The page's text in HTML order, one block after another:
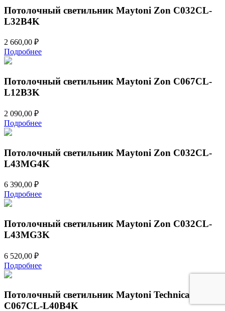
Потолочный светильник Maytoni Zon C032CL-
L32B4K
2 660,00 ₽
Подробнее
Потолочный светильник Maytoni Zon C067CL-
L12B3K
2 090,00 ₽
Подробнее
Потолочный светильник Maytoni Zon C032CL-
L43MG4K
6 390,00 ₽
Подробнее
Потолочный светильник Maytoni Zon C032CL-
L43MG3K
6 520,00 ₽
Подробнее
Потолочный светильник Maytoni Technical Zon
C067CL-L40B4K